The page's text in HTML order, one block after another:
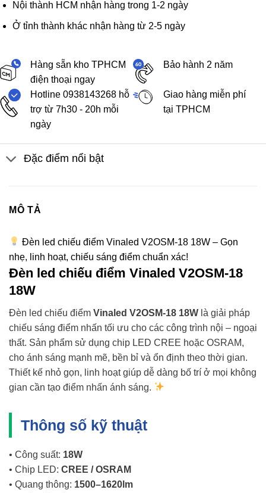
Nội thành HCM nhận hàng trong 1-2 ngày
Ở tỉnh thành khác nhận hàng từ 2-5 ngày
Hàng sẵn kho TPHCM
điện thoại ngay
Bảo hành 2 năm
Hotline 0938143268 hỗ
trợ từ 7h30 - 20h mỗi
ngày
Giao hàng miễn phí
tại TPHCM
Đặc điểm nổi bật
MÔ TẢ
Đèn led chiếu điểm Vinaled V2OSM-18 18W – Gọn
nhẹ, linh hoạt, chiếu sáng điểm chuẩn xác!
Đèn led chiếu điểm Vinaled V2OSM-18
18W
Đèn led chiếu điểm Vinaled V2OSM-18 18W là giải pháp
chiếu sáng điểm nhấn tối ưu cho các công trình nội – ngoại
thất. Sản phẩm sử dụng chip LED CREE hoặc OSRAM,
cho ánh sáng mạnh mẽ, bền bỉ và ổn định theo thời gian.
Thiết kế nhỏ gọn, linh hoạt giúp dễ dàng bố trí ở mọi không
gian cần tạo điểm nhấn ánh sáng.
Thông số kỹ thuật
• Công suất: 18W
• Chip LED: CREE / OSRAM
• Quang thông: 1500–1620lm